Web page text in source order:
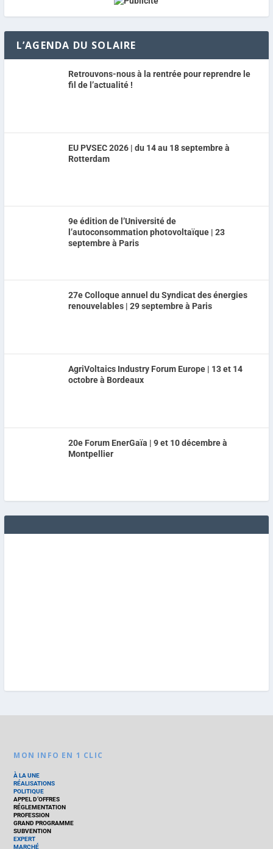
L’AGENDA DU SOLAIRE
Retrouvons-nous à la rentrée pour reprendre le
fil de l’actualité !
EU PVSEC 2026 | du 14 au 18 septembre à
Rotterdam
9e édition de l’Université de
l’autoconsommation photovoltaïque | 23
septembre à Paris
27e Colloque annuel du Syndicat des énergies
renouvelables | 29 septembre à Paris
AgriVoltaics Industry Forum Europe | 13 et 14
octobre à Bordeaux
20e Forum EnerGaïa | 9 et 10 décembre à
Montpellier
MON INFO EN 1 CLIC
À LA UNE
RÉALISATIONS
POLITIQUE
APPEL D’OFFRES
RÉGLEMENTATION
PROFESSION
GRAND PROGRAMME
SUBVENTION
EXPERT
MARCHÉ